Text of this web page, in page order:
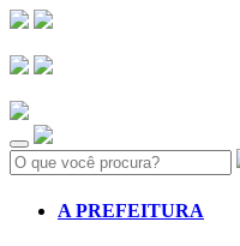
Search:
A PREFEITURA